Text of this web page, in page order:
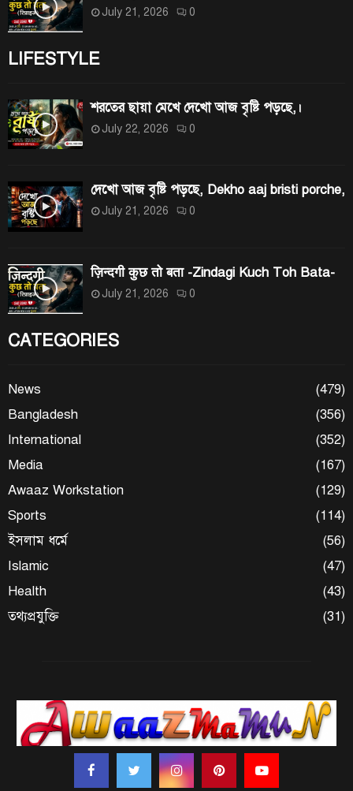
July 21, 2026 0
LIFESTYLE
শরতের ছায়া মেখে দেখো আজ বৃষ্টি পড়ছে,।
July 22, 2026 0
দেখো আজ বৃষ্টি পড়ছে, Dekho aaj bristi porche,
July 21, 2026 0
ज़िन्दगी कुछ तो बता -Zindagi Kuch Toh Bata-
July 21, 2026 0
CATEGORIES
News
(479)
Bangladesh
(356)
International
(352)
Media
(167)
Awaaz Workstation
(129)
Sports
(114)
ইসলাম ধর্মে
(56)
Islamic
(47)
Health
(43)
তথ্যপ্রযুক্তি
(31)